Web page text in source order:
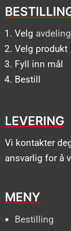
Velg avdeling
Velg produkt
Fyll inn mål
Bestill
LEVERING
Vi kontakter
ansvarlig for å
MENY
Bestilling